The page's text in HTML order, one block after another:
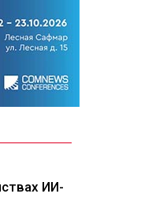
ИИ-